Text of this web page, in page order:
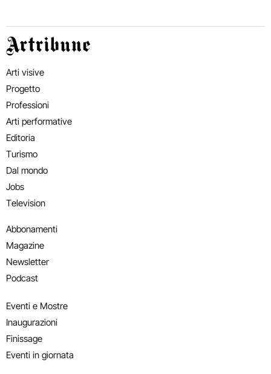
Artribune
Arti visive
Progetto
Professioni
Arti performative
Editoria
Turismo
Dal mondo
Jobs
Television
Abbonamenti
Magazine
Newsletter
Podcast
Eventi e Mostre
Inaugurazioni
Finissage
Eventi in giornata